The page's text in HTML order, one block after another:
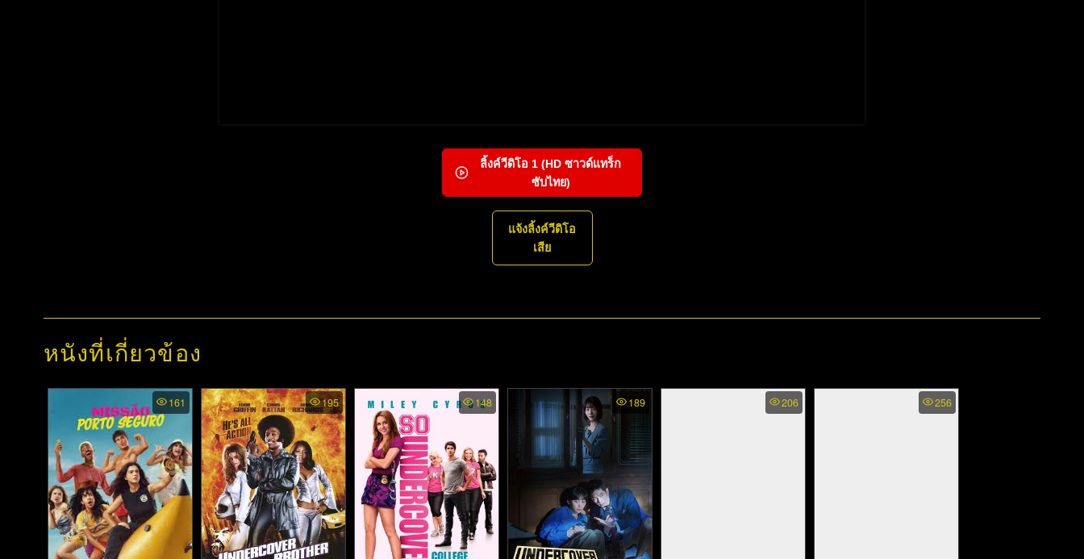
ลิ้งค์วีดิโอ 1 (HD ซาวด์แทร็ก
ซับไทย)
แจ้งลิ้งค์วีดิโอ
เสีย
หนังที่เกี่ยวข้อง
161 195 148 189 206 256